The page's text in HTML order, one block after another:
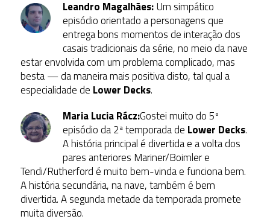
Leandro Magalhães:Um simpático
episódio orientado a personagens que
entrega bons momentos de interação dos
casais tradicionais da série, no meio da nave
estar envolvida com um problema complicado, mas
besta — da maneira mais positiva disto, tal qual a
especialidade de Lower Decks.
Maria Lucia Rácz:Gostei muito do 5º
episódio da 2ª temporada de Lower Decks.
A história principal é divertida e a volta dos
pares anteriores Mariner/Boimler e
Tendi/Rutherford é muito bem-vinda e funciona bem.
A história secundária, na nave, também é bem
divertida. A segunda metade da temporada promete
muita diversão.